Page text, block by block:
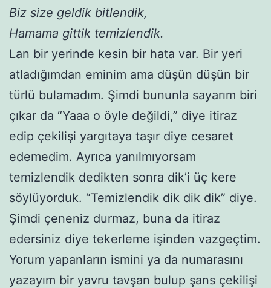
Biz size geldik bitlendik,
Hamama gittik temizlendik.
Lan bir yerinde kesin bir hata var. Bir yeri
atladığımdan eminim ama düşün düşün bir
türlü bulamadım. Şimdi bununla sayarım biri
çıkar da “Yaaa o öyle değildi,” diye itiraz
edip çekilişi yargıtaya taşır diye cesaret
edemedim. Ayrıca yanılmıyorsam
temizlendik dedikten sonra dik’i üç kere
söylüyorduk. “Temizlendik dik dik dik” diye.
Şimdi çeneniz durmaz, buna da itiraz
edersiniz diye tekerleme işinden vazgeçtim.
Yorum yapanların ismini ya da numarasını
yazayım bir yavru tavşan bulup şans çekilişi